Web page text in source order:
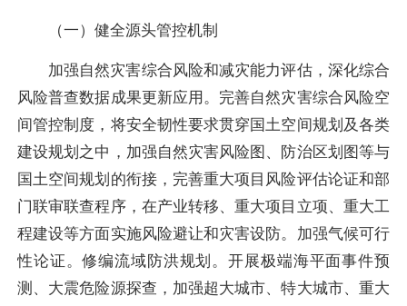
（一）健全源头管控机制
加强自然灾害综合风险和减灾能力评估，深化综合
风险普查数据成果更新应用。完善自然灾害综合风险空
间管控制度，将安全韧性要求贯穿国土空间规划及各类
建设规划之中，加强自然灾害风险图、防治区划图等与
国土空间规划的衔接，完善重大项目风险评估论证和部
门联审联查程序，在产业转移、重大项目立项、重大工
程建设等方面实施风险避让和灾害设防。加强气候可行
性论证。修编流域防洪规划。开展极端海平面事件预
测、大震危险源探查，加强超大城市、特大城市、重大